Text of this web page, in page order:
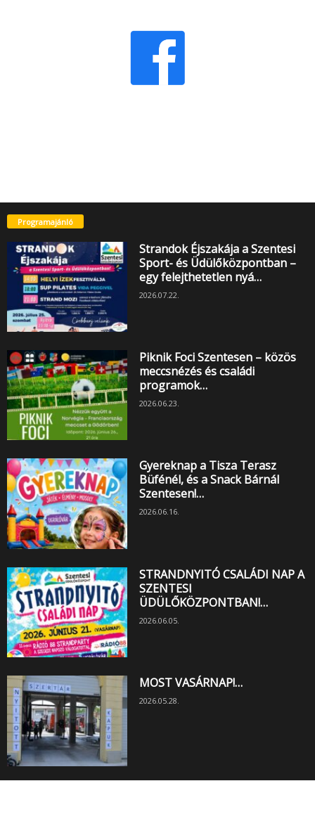
Programajánló
Strandok Éjszakája a Szentesi
Sport- és Üdülőközpontban –
egy felejthetetlen nyá…
2026.07.22.
Piknik Foci Szentesen – közös
meccsnézés és családi
programok…
2026.06.23.
Gyereknap a Tisza Terasz
Büfénél, és a Snack Bárnál
Szentesen!…
2026.06.16.
STRANDNYITÓ CSALÁDI NAP A
SZENTESI
ÜDÜLŐKÖZPONTBAN!…
2026.06.05.
MOST VASÁRNAP!…
2026.05.28.